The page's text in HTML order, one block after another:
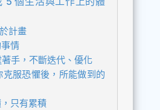
計畫
情
手，不斷迭代、優化
服恐懼後，所能做到的
只有累積